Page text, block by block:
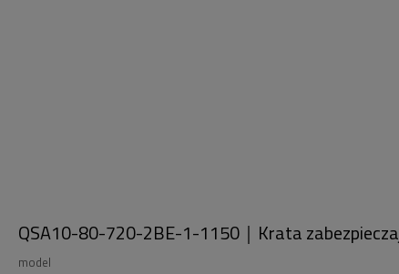
QSA10-80-720-2BE-1-1150｜Krata
model